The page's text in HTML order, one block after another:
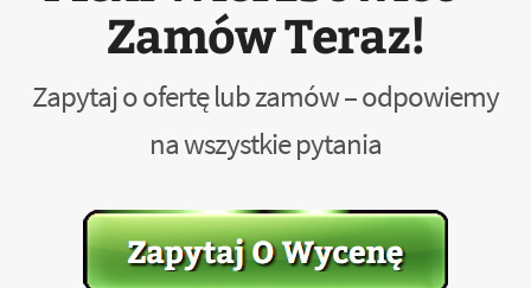
Zamów Teraz!
Zapytaj o ofertę lub zamów – odpowiemy
na wszystkie pytania